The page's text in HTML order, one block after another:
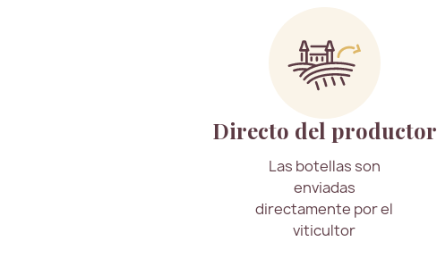
Directo del productor
Las botellas son
enviadas
directamente por el
viticultor